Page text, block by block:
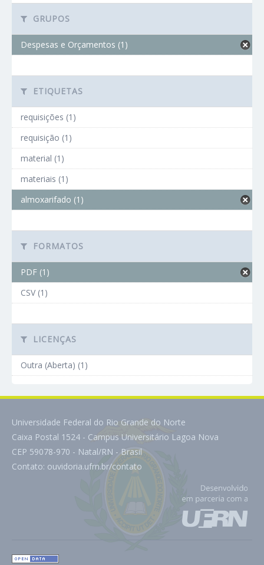
GRUPOS
Despesas e Orçamentos (1)
ETIQUETAS
requisições (1)
requisição (1)
material (1)
materiais (1)
almoxarifado (1)
FORMATOS
PDF (1)
CSV (1)
LICENÇAS
Outra (Aberta) (1)
Universidade Federal do Rio Grande do Norte
Caixa Postal 1524 - Campus Universitário Lagoa Nova
CEP 59078-970 - Natal/RN - Brasil
Contato: ouvidoria.ufrn.br/contato